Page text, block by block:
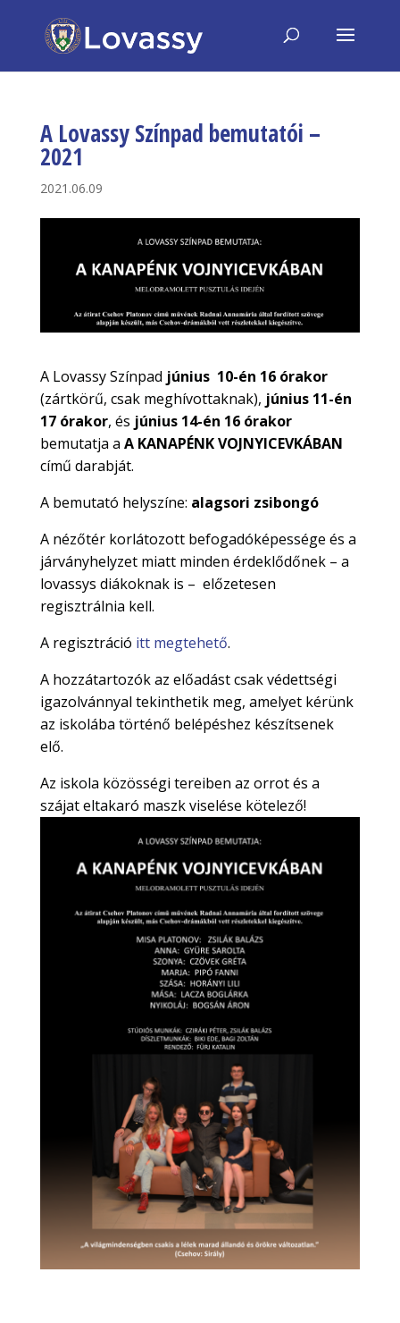
A Lovassy Színpad bemutatói –
2021
2021.06.09
A Lovassy Színpad június 10-én 16 órakor
(zártkörű, csak meghívottaknak), június 11-én
17 órakor, és június 14-én 16 órakor
bemutatja a A KANAPÉNK VOJNYICEVKÁBAN
című darabját.
A bemutató helyszíne: alagsori zsibongó
A nézőtér korlátozott befogadóképessége és a
járványhelyzet miatt minden érdeklődőnek – a
lovassys diákoknak is – előzetesen
regisztrálnia kell.
A regisztráció itt megtehető.
A hozzátartozók az előadást csak védettségi
igazolvánnyal tekinthetik meg, amelyet kérünk
az iskolába történő belépéshez készítsenek
elő.
Az iskola közösségi tereiben az orrot és a
szájat eltakaró maszk viselése kötelező!